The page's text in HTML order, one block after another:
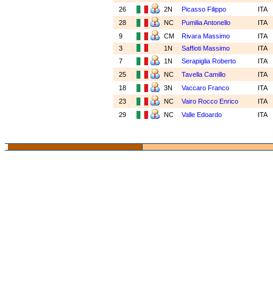
26
2N Picasso Filippo
ITA
28
NC Pumilia Antonello
ITA
9
CM Rivara Massimo
ITA
3
1N Saffioti Massimo
ITA
7
1N Serapiglia Roberto
ITA
25
NC Tavella Camillo
ITA
18
3N Vaccaro Franco
ITA
23
NC Vairo Rocco Enrico
ITA
29
NC Valle Edoardo ITA